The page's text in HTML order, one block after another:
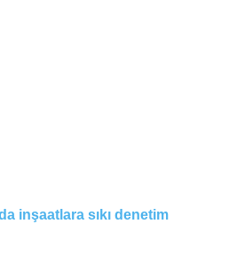
inşaatlara sıkı denetim